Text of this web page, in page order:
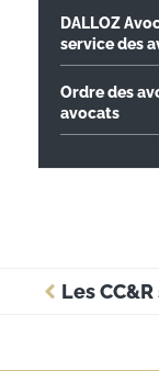
DALLOZ
service des
Ordre des
avocats